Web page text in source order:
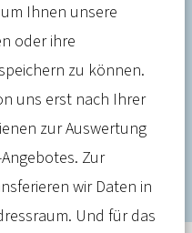
Die
muss
Ihnen unsere
oder ihre
zu können.
uns erst nach Ihrer
zur Auswertung
Zur
wir Daten in
Und für das